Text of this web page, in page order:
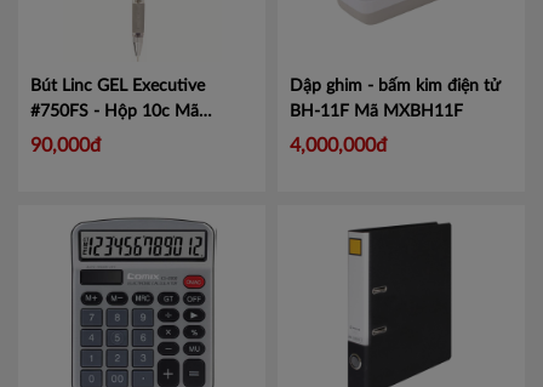
Bút Linc GEL Executive
#750FS - Hộp 10c Mã
LIN750
90,000đ
Dập ghim - bấm kim điện tử
BH-11F Mã MXBH11F
4,000,000đ